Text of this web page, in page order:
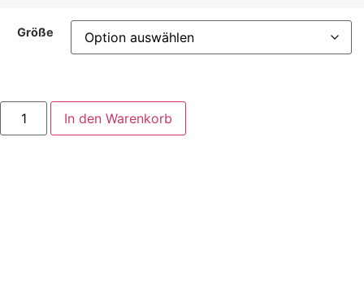
Größe
Unisex
Sweatshirt
"Die
In den Warenkorb